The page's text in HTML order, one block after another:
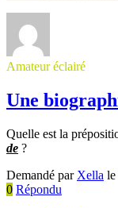
Amateur éclairé
Une
Quelle est la
de ?
Demandé par Xella le
0 Répondu